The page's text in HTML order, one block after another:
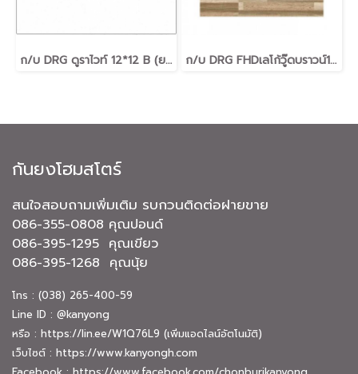
ก/บ DRG ดูราไวท์ 12*12 B (ยกกล่อง) ก/บ DRG FHDเลโก้วู๊ดบราวน์16*16A-6ผ.(ยก)
กันยงโฮมสโตร์
สนใจสอบถามเพิ่มเติม รบกวนติดต่อฝายขาย
086-355-0808 คุณปอนด์
086-395-1295 คุณเขียว
086-395-1268 คุณนุ้ย
โทร : (038) 265-400-59
Line ID : @kanyong
หรือ : https://lin.ee/W1Q76L9 (เพิ่มแอดไลน์อัตโนมัติ)
เว็บไซต์ : https://www.kanyongh.com